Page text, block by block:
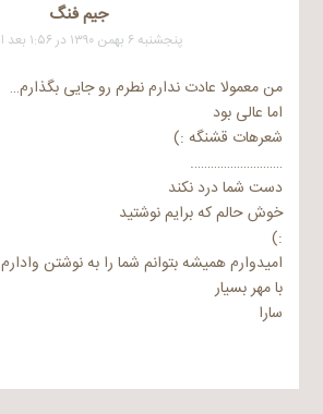
جیم فنگ
پنجشنبه ۶ بهمن ۱۳۹۰ در ۱:۵۶ بعد از ظهر
من معمولا عادت ندارم نطرم رو جایی بگذارم…
اما عالی بود
شعرهات قشنگه :)
……………………….
دست شما درد نکند
خوش حالم که برایم نوشتید
:)
امیدوارم همیشه بتوانم شما را به نوشتن وادارم
با مهر بسیار
سارا